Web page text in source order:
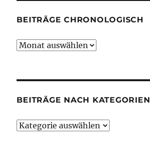
BEITRÄGE CHRONOLOGISCH
Beiträge
BEITRÄGE NACH KATEGORIEN
Beiträge